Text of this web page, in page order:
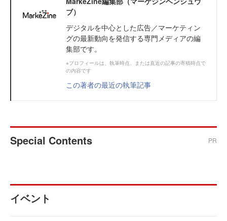
ブ）
デジタルを中心とした広告／マーケティン
グの最新動向を発信する専門メディアの編
集部です。
※プロフィールは、執筆時点、または直近の記事の寄稿時点で
の内容です
この著者の最近の執筆記事
Special Contents PR
イベント